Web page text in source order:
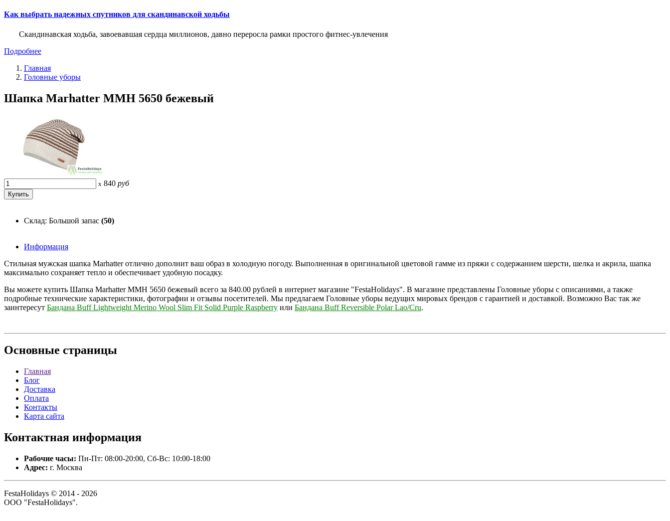
Как выбрать надежных спутников для скандинавской ходьбы
Скандинавская ходьба, завоевавшая сердца миллионов, давно переросла рамки простого фитнес-увлечения
Подробнее
Главная
Головные уборы
Шапка Marhatter MMH 5650 бежевый
x 840 руб
Склад: Большой запас (50)
Информация
Стильная мужская шапка Marhatter отлично дополнит ваш образ в холодную погоду. Выполненная в оригинальной цветовой гамме из пряжи с содержанием шерсти, шелка и акрила, шапка
максимально сохраняет тепло и обеспечивает удобную посадку.
Вы можете купить Шапка Marhatter MMH 5650 бежевый всего за 840.00 рублей в интернет магазине "FestaHolidays". В магазине представлены Головные уборы с описаниями, а также
подробные технические характеристики, фотографии и отзывы посетителей. Мы предлагаем Головные уборы ведущих мировых брендов с гарантией и доставкой. Возможно Вас так же
заинтересут Бандана Buff Lightweight Merino Wool Slim Fit Solid Purple Raspberry или Бандана Buff Reversible Polar Lao/Cru.
Основные страницы
Главная
Блог
Доставка
Оплата
Контакты
Карта сайта
Контактная информация
Рабочие часы: Пн-Пт: 08:00-20:00, Сб-Вс: 10:00-18:00
Адрес: г. Москва
FestaHolidays © 2014 - 2026
ООО "FestaHolidays".